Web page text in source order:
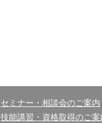
セミナー・相談会のご案内
技能講習・資格取得のご案